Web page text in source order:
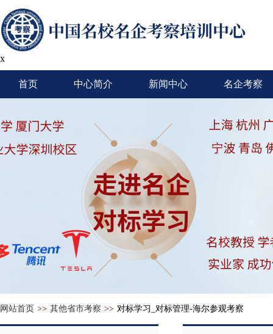
x
首页 中心简介 新闻中心 名企考察
网站首页 >> 其他省市考察 >> 对标学习_对标管理-海尔参观考察